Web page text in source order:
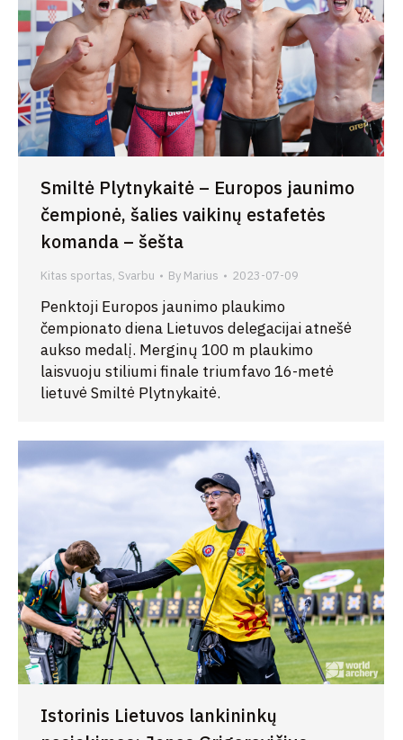
Smiltė Plytnykaitė – Europos jaunimo
čempionė, šalies vaikinų estafetės
komanda – šešta
Kitas sportas, Svarbu By Marius 2023-07-09
Penktoji Europos jaunimo plaukimo
čempionato diena Lietuvos delegacijai atnešė
aukso medalį. Merginų 100 m plaukimo
laisvuoju stiliumi finale triumfavo 16-metė
lietuvė Smiltė Plytnykaitė.
Istorinis Lietuvos lankininkų